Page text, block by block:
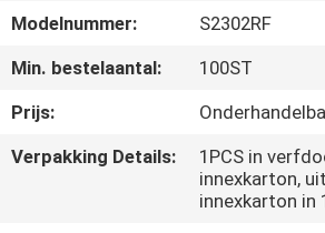
CONTACTEER
Modelnummer:
S2302RF
Min. bestelaantal:
100ST
Prijs:
Verpakking Details:
1PCS in
innexkarton,
innexkarton in